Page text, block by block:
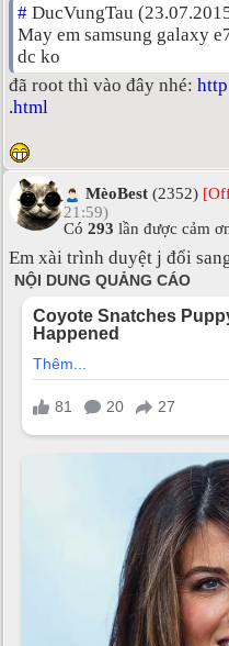
# DucVungTau
May em samsung galaxy
dc ko
đã root thì vào đây nhé:
.html
MèoBest (2352)
21:59)
Có 293 lần được cảm
Em xài trình duyệt j đổi